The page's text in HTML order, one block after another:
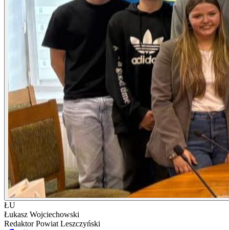
ŁU
Łukasz Wojciechowski
RedaktorPowiat Leszczyński